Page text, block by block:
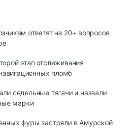
ответят на 20+ вопросов
этап отслеживания
пломб
седельные тягачи и назвали
марки
фуры застряли в Амурской